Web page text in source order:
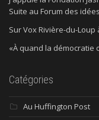
Suite au Forum des
Sur Vox Rivière-du-
«À quand la démocratie
Catégories
Au Huffington Post